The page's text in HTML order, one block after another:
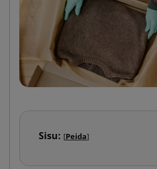
Sisu: [Peida]